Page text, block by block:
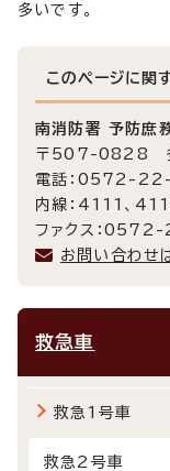
多いです。
このページに関
南消防署 予防庶
〒507-0828 多
電話：0572-
内線：4111、
ファクス：
お問い合わせ
救急車
救急1号車
救急2号車